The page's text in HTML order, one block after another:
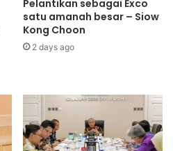
Pelantikan sebagai Exco
satu amanah besar – Siow
Kong Choon
2 days ago